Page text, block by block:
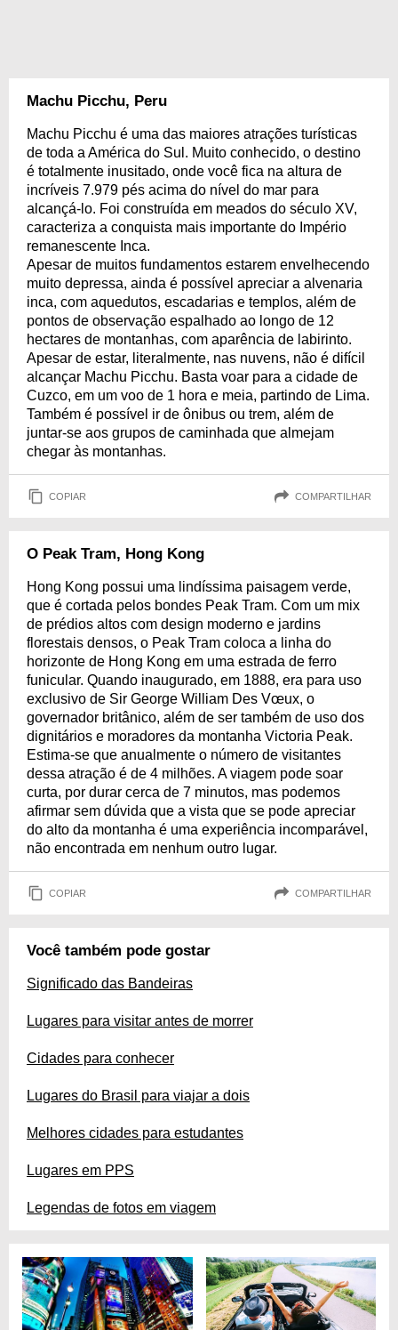
Machu Picchu, Peru
Machu Picchu é uma das maiores atrações turísticas
de toda a América do Sul. Muito conhecido, o destino
é totalmente inusitado, onde você fica na altura de
incríveis 7.979 pés acima do nível do mar para
alcançá-lo. Foi construída em meados do século XV,
caracteriza a conquista mais importante do Império
remanescente Inca.
Apesar de muitos fundamentos estarem envelhecendo
muito depressa, ainda é possível apreciar a alvenaria
inca, com aquedutos, escadarias e templos, além de
pontos de observação espalhado ao longo de 12
hectares de montanhas, com aparência de labirinto.
Apesar de estar, literalmente, nas nuvens, não é difícil
alcançar Machu Picchu. Basta voar para a cidade de
Cuzco, em um voo de 1 hora e meia, partindo de Lima.
Também é possível ir de ônibus ou trem, além de
juntar-se aos grupos de caminhada que almejam
chegar às montanhas.
COPIAR COMPARTILHAR
O Peak Tram, Hong Kong
Hong Kong possui uma lindíssima paisagem verde,
que é cortada pelos bondes Peak Tram. Com um mix
de prédios altos com design moderno e jardins
florestais densos, o Peak Tram coloca a linha do
horizonte de Hong Kong em uma estrada de ferro
funicular. Quando inaugurado, em 1888, era para uso
exclusivo de Sir George William Des Vœux, o
governador britânico, além de ser também de uso dos
dignitários e moradores da montanha Victoria Peak.
Estima-se que anualmente o número de visitantes
dessa atração é de 4 milhões. A viagem pode soar
curta, por durar cerca de 7 minutos, mas podemos
afirmar sem dúvida que a vista que se pode apreciar
do alto da montanha é uma experiência incomparável,
não encontrada em nenhum outro lugar.
COPIAR COMPARTILHAR
Você também pode gostar
Significado das Bandeiras
Lugares para visitar antes de morrer
Cidades para conhecer
Lugares do Brasil para viajar a dois
Melhores cidades para estudantes
Lugares em PPS
Legendas de fotos em viagem